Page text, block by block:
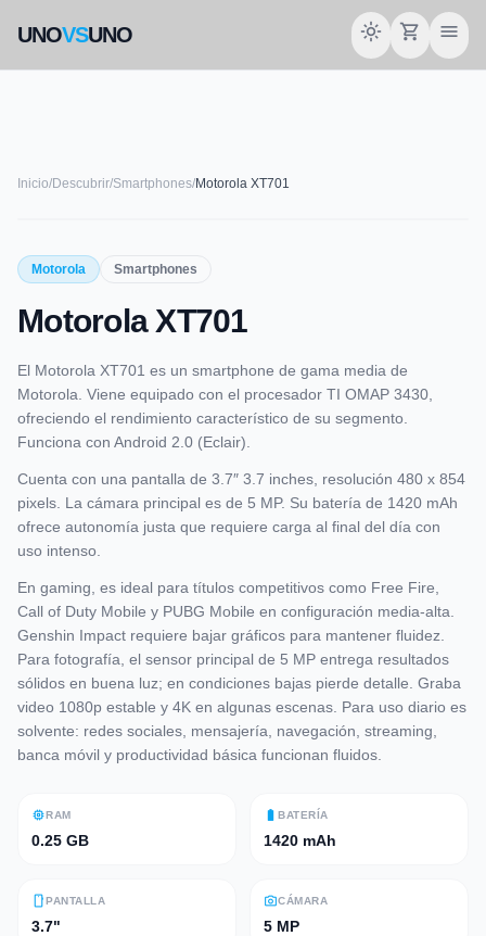
UNOVSUNO light_mode shopping_cart menu
Inicio/Descubrir/Smartphones/Motorola XT701
smartphone
MOTOROLA
Motorola Smartphones
Motorola XT701
El Motorola XT701 es un smartphone de gama media de
Motorola. Viene equipado con el procesador TI OMAP 3430,
ofreciendo el rendimiento característico de su segmento.
Funciona con Android 2.0 (Eclair).
Cuenta con una pantalla de 3.7″ 3.7 inches, resolución 480 x 854
pixels. La cámara principal es de 5 MP. Su batería de 1420 mAh
ofrece autonomía justa que requiere carga al final del día con
uso intenso.
En gaming, es ideal para títulos competitivos como Free Fire,
Call of Duty Mobile y PUBG Mobile en configuración media-alta.
Genshin Impact requiere bajar gráficos para mantener fluidez.
Para fotografía, el sensor principal de 5 MP entrega resultados
sólidos en buena luz; en condiciones bajas pierde detalle. Graba
video 1080p estable y 4K en algunas escenas. Para uso diario es
solvente: redes sociales, mensajería, navegación, streaming,
banca móvil y productividad básica funcionan fluidos.
memoryRAM
0.25 GB
battery_full BATERÍA
1420 mAh
smartphonePANTALLA
3.7"
photo_cameraCÁMARA
5 MP